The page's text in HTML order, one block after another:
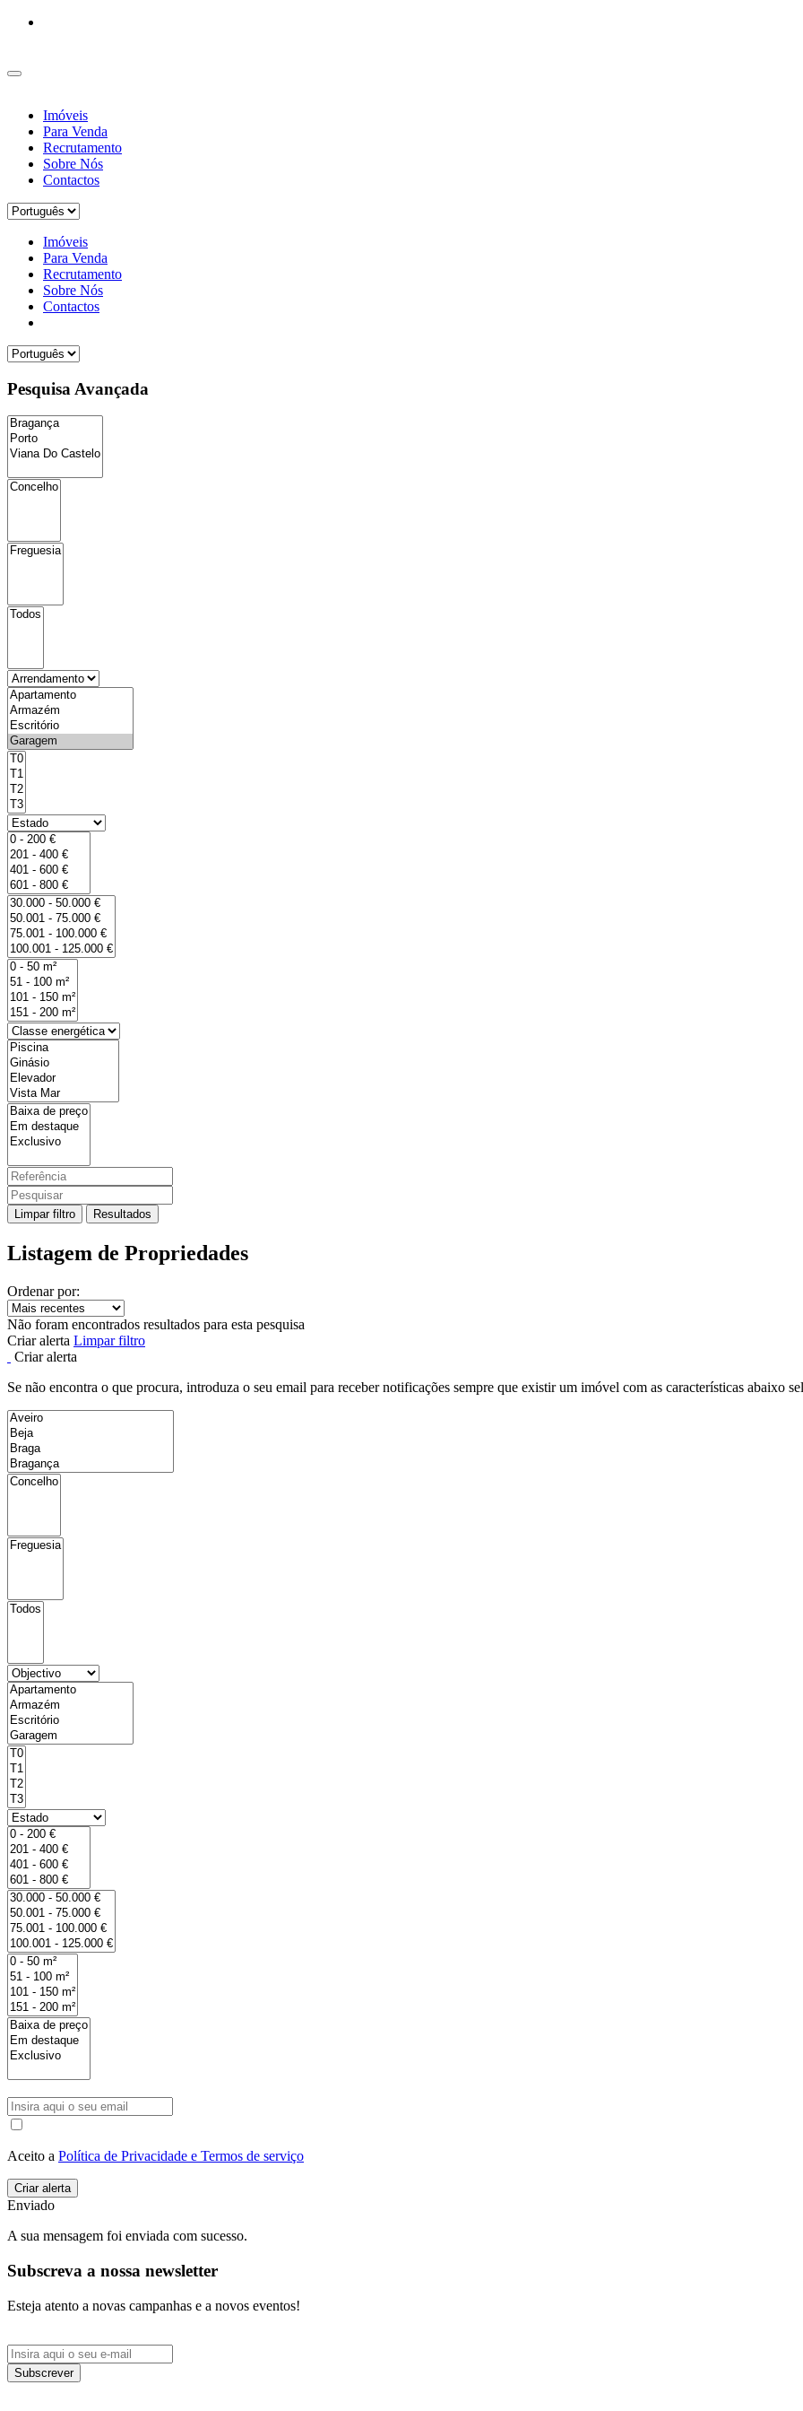
Imóveis
Para Venda
Recrutamento
Sobre Nós
Contactos
Imóveis
Para Venda
Recrutamento
Sobre Nós
Contactos
Pesquisa Avançada
Limpar filtro Resultados
Listagem de Propriedades
Ordenar por:
Não foram encontrados resultados para esta pesquisa
Criar alerta Limpar filtro
Criar alerta
Se não encontra o que procura, introduza o seu email para receber notificações sempre que existir um imóvel com as características abaixo
Aceito a Política de Privacidade e Termos de serviço
Enviado
A sua mensagem foi enviada com sucesso.
Subscreva a nossa newsletter
Esteja atento a novas campanhas e a novos eventos!